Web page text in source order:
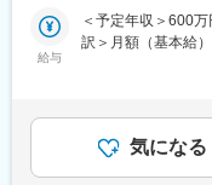
新規事業をはじめ
備・拡充等に伴っ
・フレックス：利用
・残業：10～20時
まる中、社内各部
します。
開示実務だけでな
■業務内容：
サステナビリティ
す。
給与
＜予定年収＞600
訳＞月額（基本給
り、選考を通じて
当を含めた表記です
気になる